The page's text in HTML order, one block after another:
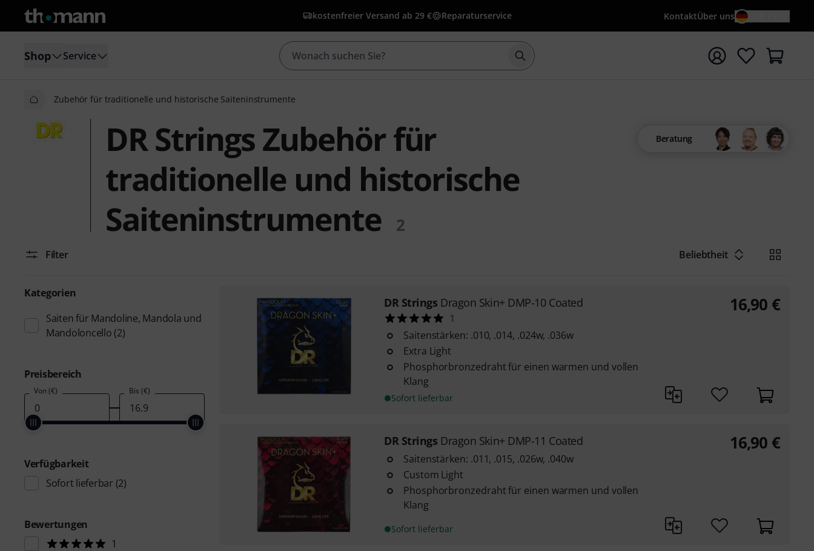
kostenfreier Versand ab 29 € Reparaturservice KontaktÜber uns
Shop Service Suche mit Suchwort {searchTerm} starten
Zubehör für traditionelle und historische Saiteninstrumente
DR Strings Zubehör für
traditionelle und historische
Saiteninstrumente
2
Beratung
Filter Beliebtheit
Kategorien
Saiten für Mandoline, Mandola und
Mandoloncello (2)
Preisbereich
Von (€) Bis (€)
Verfügbarkeit
Sofort lieferbar (2)
Bewertungen
1
DR Strings Dragon Skin+ DMP-10 Coated
1
Saitenstärken: .010, .014, .024w, .036w
Extra Light
Phosphorbronzedraht für einen warmen und vollen
Klang
Sofort lieferbar
16,90 €
DR Strings Dragon Skin+ DMP-11 Coated
Saitenstärken: .011, .015, .026w, .040w
Custom Light
Phosphorbronzedraht für einen warmen und vollen
Klang
Sofort lieferbar
16,90 €